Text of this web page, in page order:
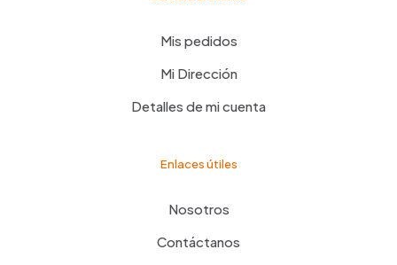
Mis pedidos
Mi Dirección
Detalles de mi cuenta
Enlaces útiles
Nosotros
Contáctanos